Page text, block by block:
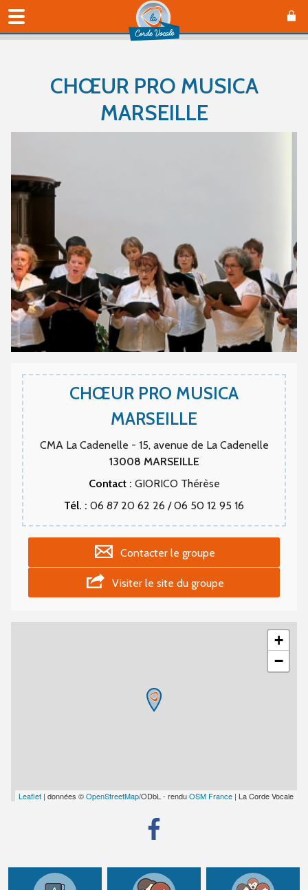
CHŒUR PRO MUSICA
MARSEILLE
CHŒUR PRO MUSICA
MARSEILLE
CMA La Cadenelle - 15, avenue de La Cadenelle
13008 MARSEILLE
Contact : GIORICO Thérèse
Tél. : 06 87 20 62 26 / 06 50 12 95 16
Contacter le groupe
Visiter le site du groupe
+
−
Leaflet | données ©OpenStreetMap/ODbL - renduOSM France | La Corde Vocale